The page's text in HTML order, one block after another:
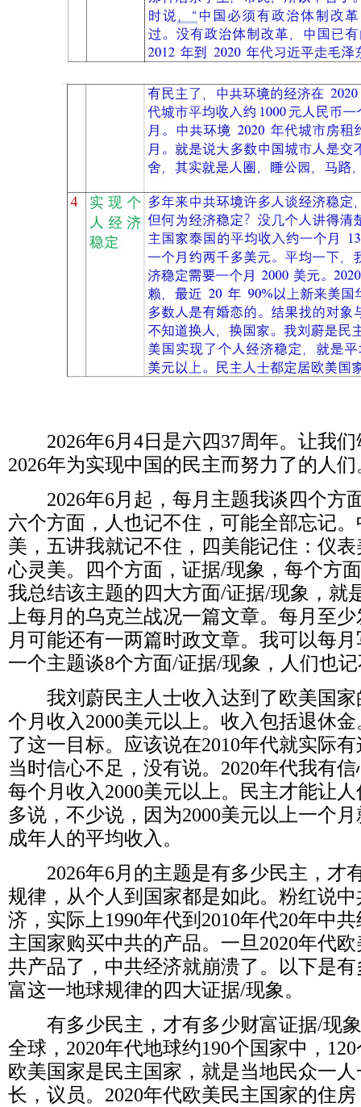
2026年6月 4日是六四37周年。让我们
2026年为实现中国的民主而努力了的人们
2026年6月起，每月主题我谈四个方
六个方面，人也记不住，可能全部忘记。
美，五讲我就记不住，四美能记住：仪
心灵美。四个方面，证据/现象，每个方面
我总结该主题的四大方面/证据/现象，就
上每月的乌克兰战况一篇文章。每月至
月可能还有一两篇时政文章。我可以每
一个主题谈8个方面/证据/现象，人们也
我刘蔚民主人士收入达到了欧美国
个月收入2000美元以上。收入包括退休
了这一目标。应该说在2010年代就实际
当时信心不足，没有说。 2020年代我有
每个月收入2000美元以上。民主才能让
多说，不少说，因为2000美元以上一个
成年人的平均收入。
2026年6月的主题是有多少民主，才
规律，从个人到国家都是如此。粉红说
济，实际上1990年代到 2010年代20年中共
主国家购买中共的产品。一旦2020年代欧
共产品了，中共经济就崩溃了。以下是
富这一地球规律的四大证据/现象。
有多少民主，才有多少财富证据/现
全球， 2020年代地球约190个国家中， 120
欧美国家是民主国家，就是当地民众一
长，议员。 2020年代欧美民主国家的住